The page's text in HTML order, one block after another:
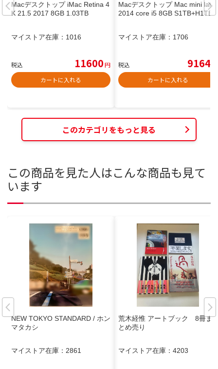
Macデスクトップ iMac Retina 4
K 21.5 2017 8GB 1.03TB
マイストア在庫： 1016
税込 11600円
カートに入れる
Macデスクトップ Mac mini late
2014 core i5 8GB S1TB+H1TB
マイストア在庫： 1706
税込 9164
カートに入れる
このカテゴリをもっと見る
この商品を見た人はこんな商品も見て
います
NEW TOKYO STANDARD / ホン
マタカシ
マイストア在庫： 2861
荒木経惟 アートブック 8冊ま
とめ売り
マイストア在庫： 4203